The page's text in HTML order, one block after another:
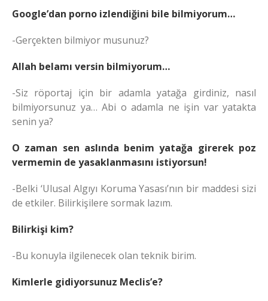
Google’dan porno izlendiğini bile bilmiyorum…
-Gerçekten bilmiyor musunuz?
Allah belamı versin bilmiyorum…
-Siz röportaj için bir adamla yatağa girdiniz, nasıl
bilmiyorsunuz ya… Abi o adamla ne işin var yatakta
senin ya?
O zaman sen aslında benim yatağa girerek poz
vermemin de yasaklanmasını istiyorsun!
-Belki ‘Ulusal Algıyı Koruma Yasası’nın bir maddesi sizi
de etkiler. Bilirkişilere sormak lazım.
Bilirkişi kim?
-Bu konuyla ilgilenecek olan teknik birim.
Kimlerle gidiyorsunuz Meclis’e?